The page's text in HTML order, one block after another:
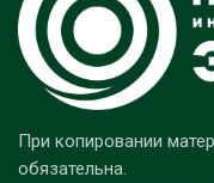
При копировании
обязательна.